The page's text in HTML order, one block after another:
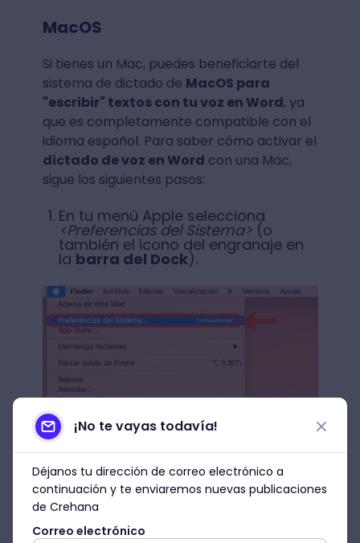
MacOS
Si tienes un Mac, puedes beneficiarte del
sistema de dictado de MacOS para
"escribir" textos con tu voz en Word, ya
que es completamente compatible con el
idioma español. Para saber cómo activar el
dictado de voz en Word con una Mac,
sigue los siguientes pasos:
En tu menú Apple selecciona
<Preferencias del Sistema> (o
también el icono del engranaje en
la barra del Dock).
Fuente: Mac
Una vez ahí, le das clic en
<Teclado
¡No te vayas todavía!
Déjanos tu dirección de correo electrónico a
continuación y te enviaremos nuevas publicaciones
de Crehana
Correo electrónico